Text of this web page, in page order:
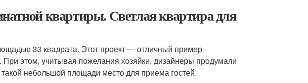
квартиры. Светлая квартира для
33 квадрата. Этот проект — отличный пример
этом, учитывая пожелания хозяйки, дизайнеры продумали
небольшой площади место для приема гостей.